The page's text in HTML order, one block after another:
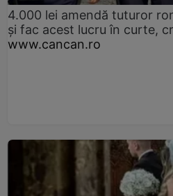
4.000 lei amendă tuturor
și fac acest lucru în curte,
www.cancan.ro